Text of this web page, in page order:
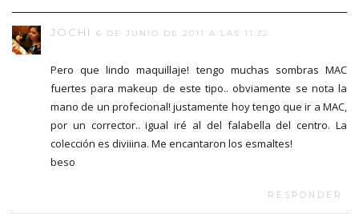
JOCHI 6 DE JUNIO DE 2011 A LAS 11:32
Pero que lindo maquillaje! tengo muchas sombras MAC
fuertes para makeup de este tipo.. obviamente se nota la
mano de un profecional! justamente hoy tengo que ir a MAC,
por un corrector.. igual iré al del falabella del centro. La
colección es diviiina. Me encantaron los esmaltes!
beso
RESPONDER